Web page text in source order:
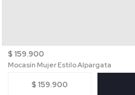
$ 159.900
Mocasín Mujer Estilo Alpargata
$ 159.900